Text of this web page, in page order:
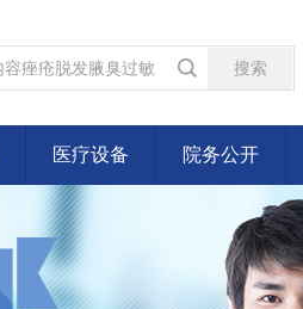
医疗设备 院务公开